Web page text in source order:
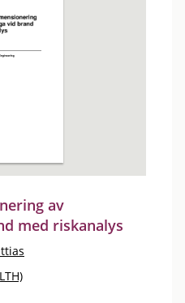
av
med riskanalys